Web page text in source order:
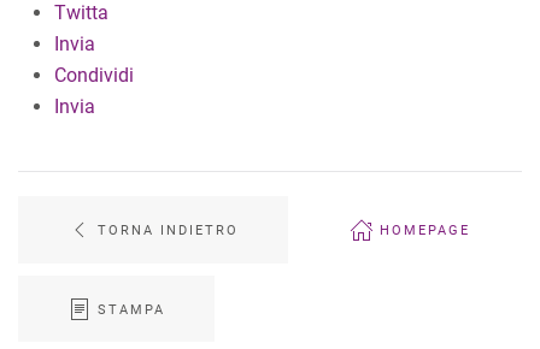
Twitta
Invia
Condividi
Invia
TORNA INDIETRO HOMEPAGE
STAMPA